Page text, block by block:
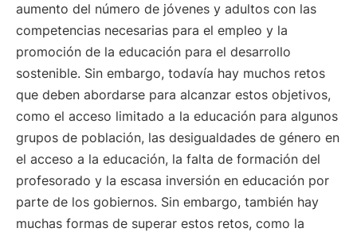
aumento del número de jóvenes y adultos con las
competencias necesarias para el empleo y la
promoción de la educación para el desarrollo
sostenible. Sin embargo, todavía hay muchos retos
que deben abordarse para alcanzar estos objetivos,
como el acceso limitado a la educación para algunos
grupos de población, las desigualdades de género en
el acceso a la educación, la falta de formación del
profesorado y la escasa inversión en educación por
parte de los gobiernos. Sin embargo, también hay
muchas formas de superar estos retos, como la